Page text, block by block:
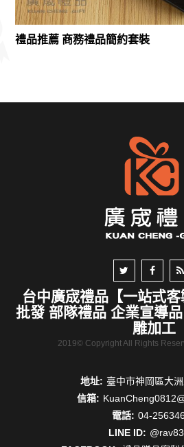
禮品推薦 商務禮品簡約套裝
台中廣宬禮品【一站式
批發 部隊禮品 企業宣導
雕加工
2019© Copyright All Rights
地址: 臺中市神岡區大
信箱:
電話: 04-
LINE ID: